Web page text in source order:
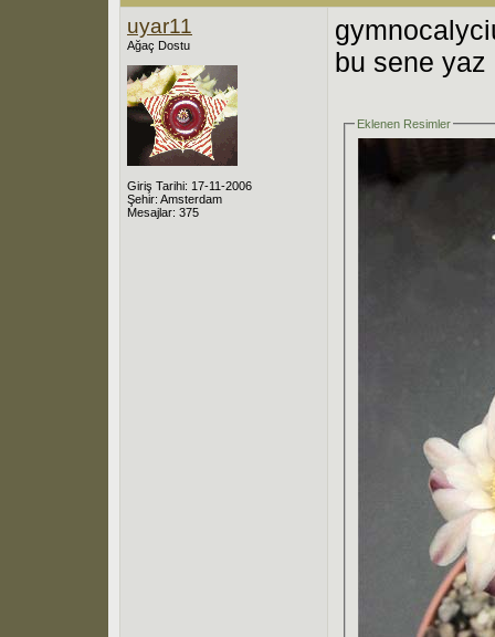
uyar11
Ağaç Dostu
Giriş Tarihi: 17-11-2006
Şehir: Amsterdam
Mesajlar: 375
bu sene
Eklenen Resimler